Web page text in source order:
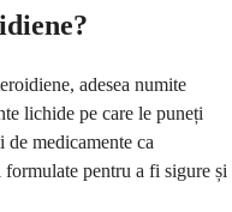
adesea numite
lichide pe care le puneți
medicamente ca
pentru a fi sigure și